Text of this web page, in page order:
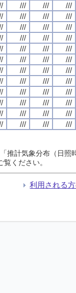
/// ///
///
/// ///
///
/// ///
///
/// ///
///
/// ///
///
/// ///
///
/// ///
///
/// ///
///
/// ///
///
/// ///
///
/// ///
///
/// /// ///
推計気象分布（日
覧ください。
利用される